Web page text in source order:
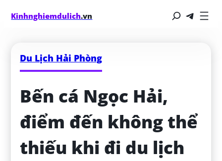
Kinhnghiemdulich.vn
Du Lịch Hải Phòng
Bến cá Ngọc Hải,
điểm đến không thể
thiếu khi đi du lịch